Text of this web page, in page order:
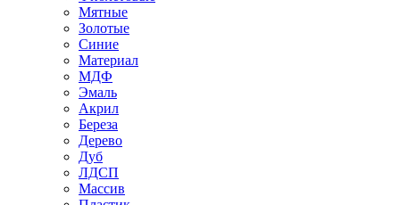
Мятные
Золотые
Синие
Материал
МДФ
Эмаль
Акрил
Береза
Дерево
Дуб
ЛДСП
Массив